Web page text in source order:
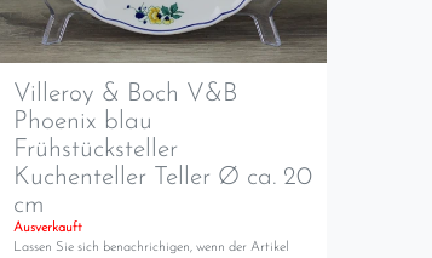
Villeroy & Boch V&B
Phoenix blau
Frühstücksteller
Kuchenteller Teller Ø ca. 20
cm
Ausverkauft
Lassen Sie sich benachrichigen, wenn der Artikel